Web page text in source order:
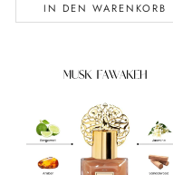
IN DEN WARENKORB